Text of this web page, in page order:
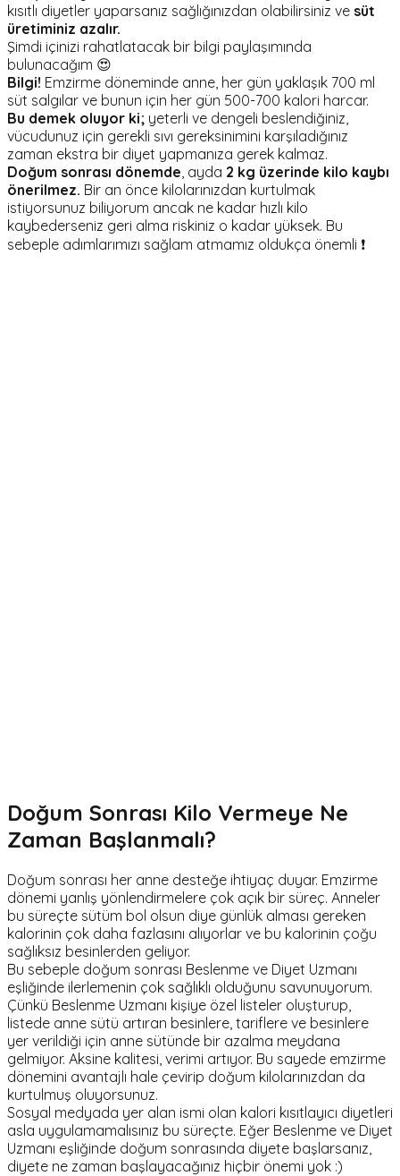
kısıtlı diyetler yaparsanız sağlığınızdan olabilirsiniz ve süt
üretiminiz azalır.
Şimdi içinizi rahatlatacak bir bilgi paylaşımında
bulunacağım 😍
Bilgi! Emzirme döneminde anne, her gün yaklaşık 700 ml
süt salgılar ve bunun için her gün 500-700 kalori harcar.
Bu demek oluyor ki; yeterli ve dengeli beslendiğiniz,
vücudunuz için gerekli sıvı gereksinimini karşıladığınız
zaman ekstra bir diyet yapmanıza gerek kalmaz.
Doğum sonrası dönemde , ayda 2 kg üzerinde kilo kaybı
önerilmez. Bir an önce kilolarınızdan kurtulmak
istiyorsunuz biliyorum ancak ne kadar hızlı kilo
kaybederseniz geri alma riskiniz o kadar yüksek. Bu
sebeple adımlarımızı sağlam atmamız oldukça önemli ❗
Doğum Sonrası Kilo Vermeye Ne
Zaman Başlanmalı?
Doğum sonrası her anne desteğe ihtiyaç duyar. Emzirme
dönemi yanlış yönlendirmelere çok açık bir süreç. Anneler
bu süreçte sütüm bol olsun diye günlük alması gereken
kalorinin çok daha fazlasını alıyorlar ve bu kalorinin çoğu
sağlıksız besinlerden geliyor.
Bu sebeple doğum sonrası Beslenme ve Diyet Uzmanı
eşliğinde ilerlemenin çok sağlıklı olduğunu savunuyorum.
Çünkü Beslenme Uzmanı kişiye özel listeler oluşturup,
listede anne sütü artıran besinlere, tariflere ve besinlere
yer verildiği için anne sütünde bir azalma meydana
gelmiyor. Aksine kalitesi, verimi artıyor. Bu sayede emzirme
dönemini avantajlı hale çevirip doğum kilolarınızdan da
kurtulmuş oluyorsunuz.
Sosyal medyada yer alan ismi olan kalori kısıtlayıcı diyetleri
asla uygulamamalısınız bu süreçte. Eğer Beslenme ve Diyet
Uzmanı eşliğinde doğum sonrasında diyete başlarsanız,
diyete ne zaman başlayacağınız hiçbir önemi yok :)